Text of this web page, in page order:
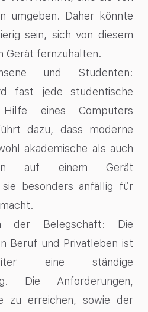
umgeben. Daher könnte
sein, sich von diesem
Gerät fernzuhalten.
und Studenten:
fast jede studentische
eines Computers
dazu, dass moderne
akademische als auch
auf einem Gerät
besonders anfällig für
der Belegschaft: Die
Beruf und Privatleben ist
eine ständige
Die Anforderungen,
zu erreichen, sowie der